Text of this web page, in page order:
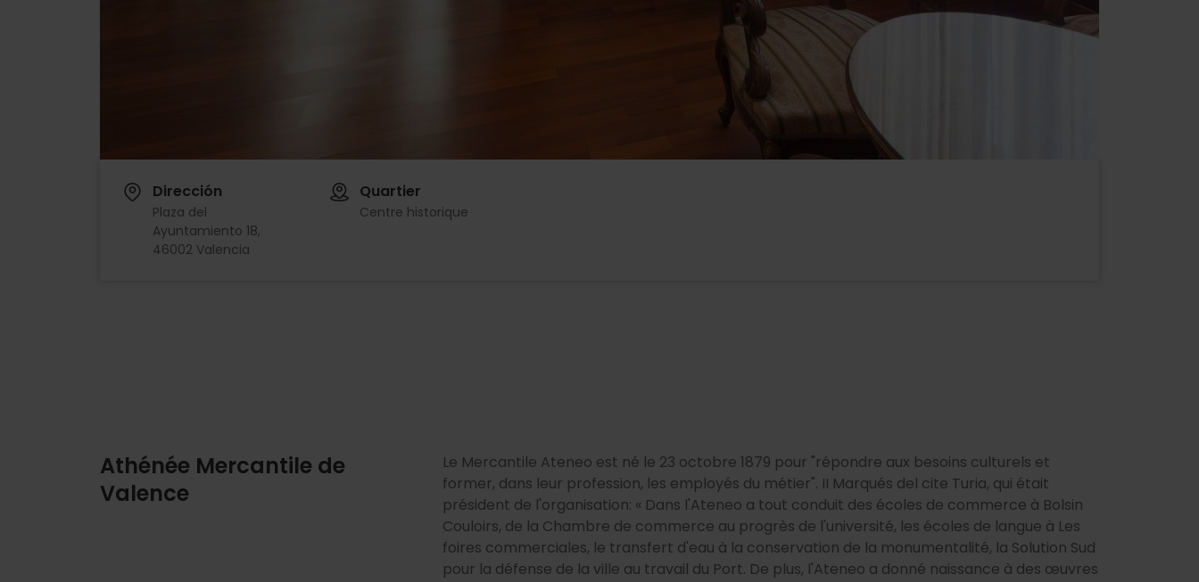
Dirección
Plaza del
Ayuntamiento 18,
46002 Valencia
Quartier
Centre historique
Athénée Mercantile de
Valence
Le Mercantile Ateneo est né le 23 octobre 1879 pour "répondre aux besoins culturels et
former, dans leur profession, les employés du métier". II Marqués del cite Turia, qui était
président de l'organisation: « Dans l'Ateneo a tout conduit des écoles de commerce à Bolsin
Couloirs, de la Chambre de commerce au progrès de l'université, les écoles de langue à Les
foires commerciales, le transfert d'eau à la conservation de la monumentalité, la Solution Sud
pour la défense de la ville au travail du Port. De plus, l'Ateneo a donné naissance à des œuvres